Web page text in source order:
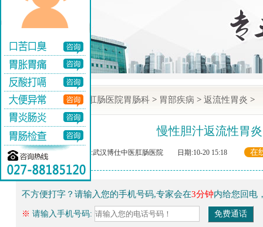
当前位置: 武汉博仕肛肠医院胃肠科 > 胃部疾病 > 返流性胃炎 >
慢性胆汁返流性胃炎
来源:武汉博仕中医肛肠医院 日期:10-20 15:18 在
不方便打字？请输入您的手机号码,专家会在3分钟内给您回电
※ 请输入手机号码: